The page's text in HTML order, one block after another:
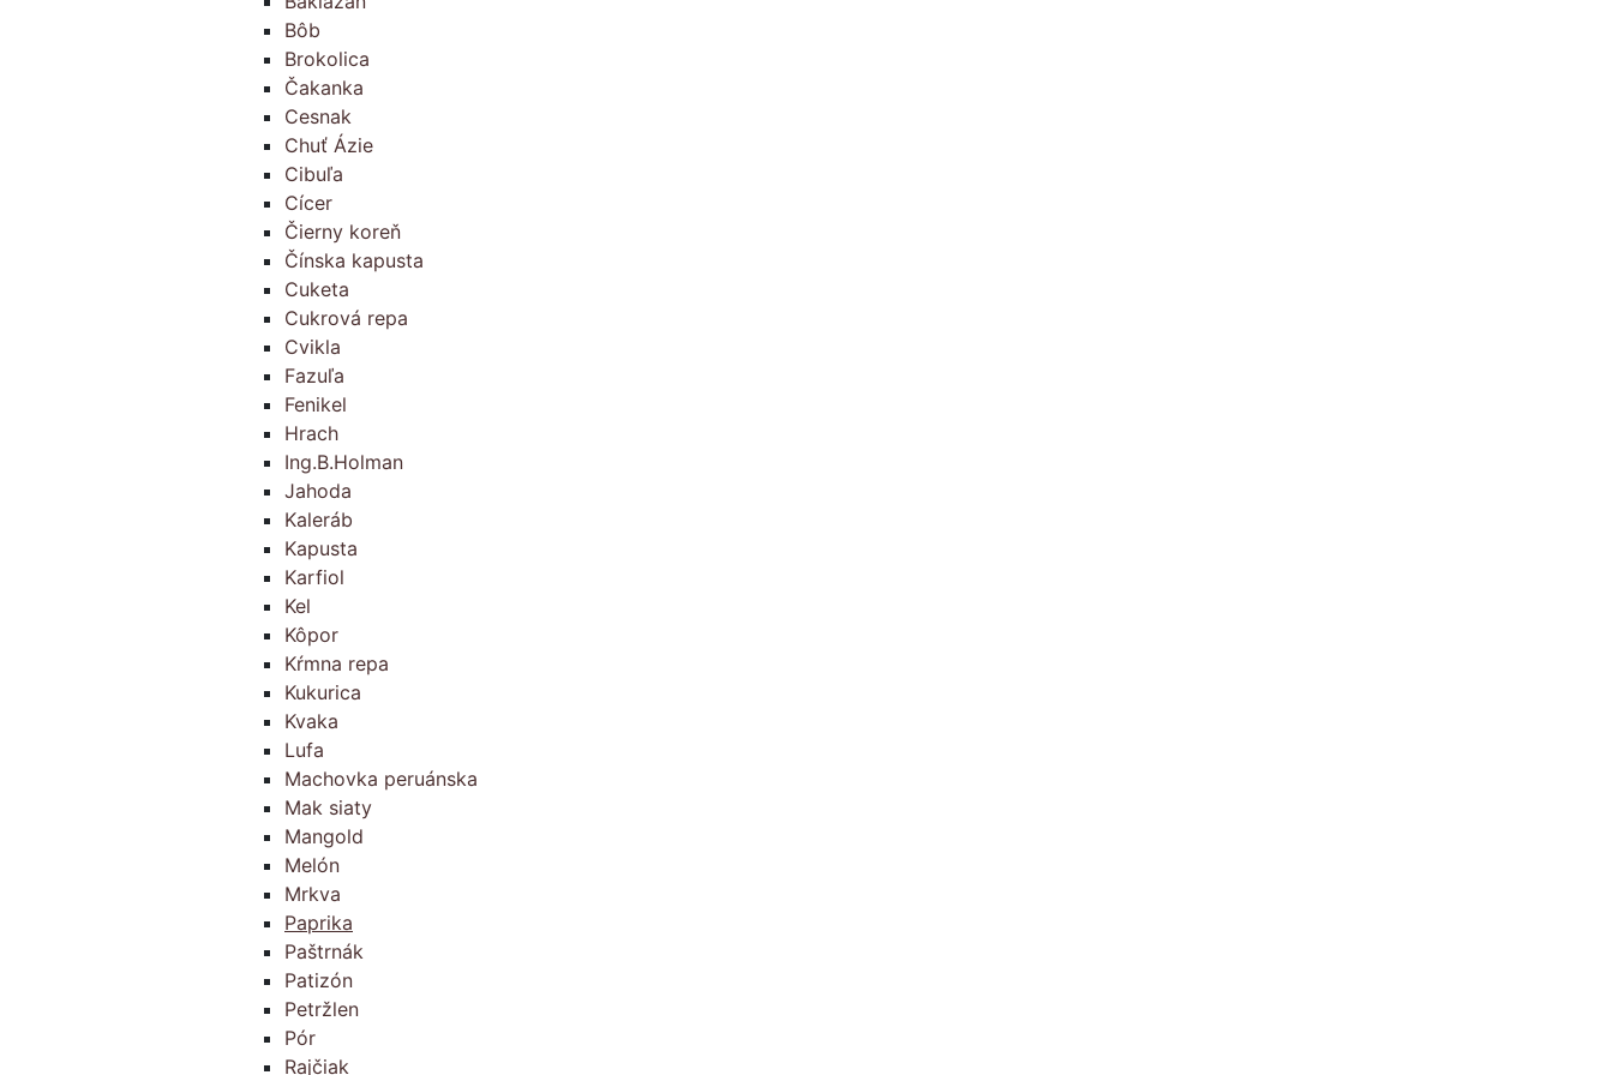
Bôb
Brokolica
Čakanka
Cesnak
Chuť Ázie
Cibuľa
Cícer
Čierny koreň
Čínska kapusta
Cuketa
Cukrová repa
Cvikla
Fazuľa
Fenikel
Hrach
Ing.B.Holman
Jahoda
Kaleráb
Kapusta
Karfiol
Kel
Kôpor
Kŕmna repa
Kukurica
Kvaka
Lufa
Machovka peruánska
Mak siaty
Mangold
Melón
Mrkva
Paprika
Paštrnák
Patizón
Petržlen
Pór
Rajčiak